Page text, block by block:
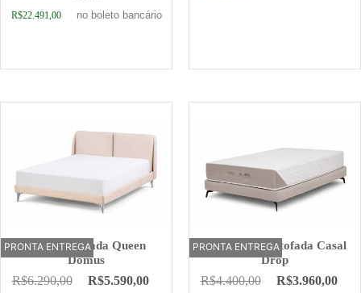
R$22.491,00 no boleto bancário
OFERTA
PRONTA ENTREGA
Cama Estofada Queen
Domus
R$6.290,00 R$5.590,00
PRONTA ENTREGA
Base Cama Estofada Casal
Drop
R$4.400,00 R$3.960,00